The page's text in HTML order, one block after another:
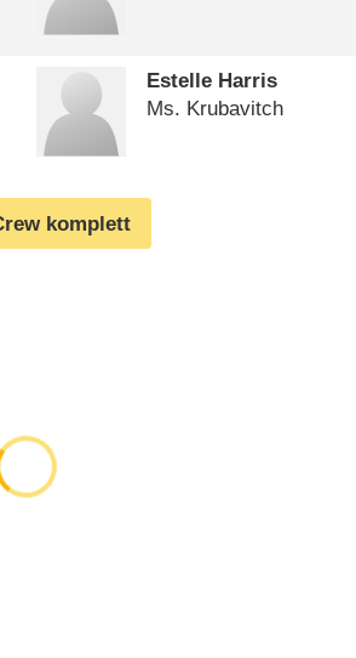
Estelle Harris
Ms. Krubavitch
komplett